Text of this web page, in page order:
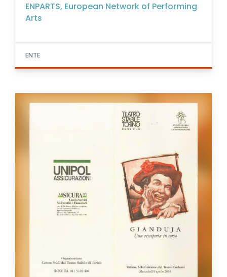
ENPARTS, European Network of Performing
Arts
ENTE